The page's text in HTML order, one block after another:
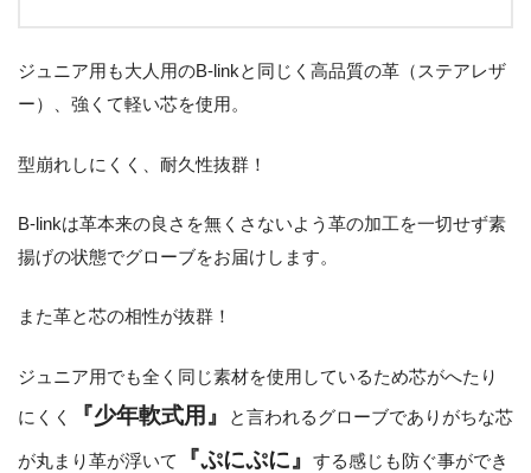
ジュニア用も大人用のB-linkと同じく高品質の革（ステアレザ
ー）、強くて軽い芯を使用。
型崩れしにくく、耐久性抜群！
B-linkは革本来の良さを無くさないよう革の加工を一切せず素
揚げの状態でグローブをお届けします。
また革と芯の相性が抜群！
ジュニア用でも全く同じ素材を使用しているため芯がへたり
にくく 『少年軟式用』 と言われるグローブでありがちな芯
が丸まり革が浮いて 『ぷにぷに』
する感じも防ぐ事ができ